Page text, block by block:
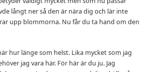
långt ner så den är nära dig och lär inte
upp blommorna. Nu får du ta hand om den
hur länge som helst. Lika mycket som jag
jag vara här. För här är du ju. Jag